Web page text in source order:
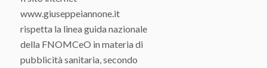
www.giuseppeiannone.it
rispetta la linea guida nazionale
della FNOMCeO in materia di
pubblicità sanitaria, secondo